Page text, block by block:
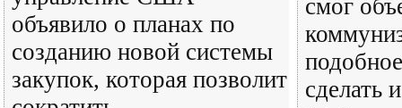
объявило о планах по
созданию новой системы
закупок, которая позволит
смог
сделать